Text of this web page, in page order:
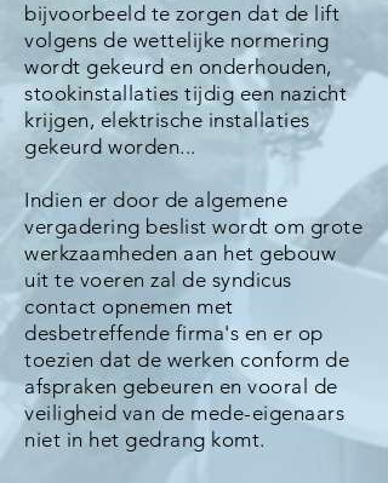
bijvoorbeeld te zorgen dat de lift
volgens de wettelijke normering
wordt gekeurd en onderhouden,
stookinstallaties tijdig een nazicht
krijgen, elektrische installaties
gekeurd worden...
Indien er door de algemene
vergadering beslist wordt om grote
werkzaamheden aan het gebouw
uit te voeren zal de syndicus
contact opnemen met
desbetreffende firma's en er op
toezien dat de werken conform de
afspraken gebeuren en vooral de
veiligheid van de mede-eigenaars
niet in het gedrang komt.